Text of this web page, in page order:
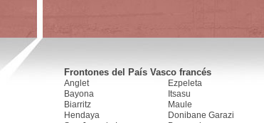
Frontones del País Vasco francés
Anglet
Bayona
Biarritz
Hendaya
Ezpeleta
Itsasu
Maule
Donibane Garazi